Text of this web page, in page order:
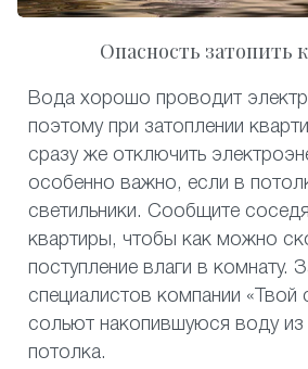
Опасность затопить
Вода хорошо проводит
поэтому при затоплении
сразу же отключить
особенно важно, если в
светильники. Сообщите
квартиры, чтобы как можно
поступление влаги в комнату.
специалистов компании «Твой
сольют накопившуюся воду из
потолка.